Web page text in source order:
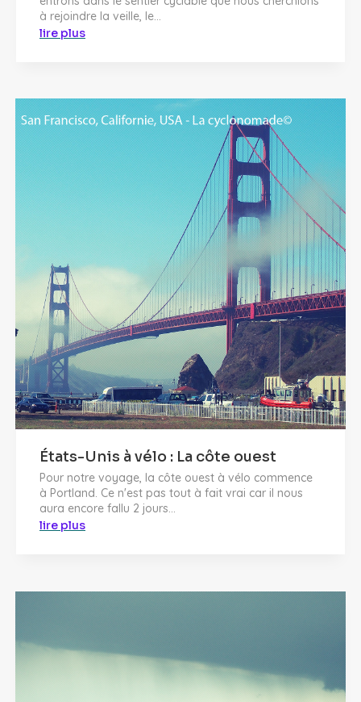
à rejoindre la veille, le...
lire plus
États-Unis à vélo : La côte ouest
Pour notre voyage, la côte ouest à vélo commence
à Portland. Ce n'est pas tout à fait vrai car il nous
aura encore fallu 2 jours...
lire plus